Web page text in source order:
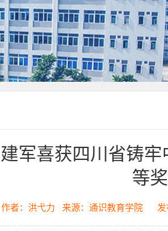
军喜获四川省铸
等奖
作者：洪弋力 来源：通识教育学院